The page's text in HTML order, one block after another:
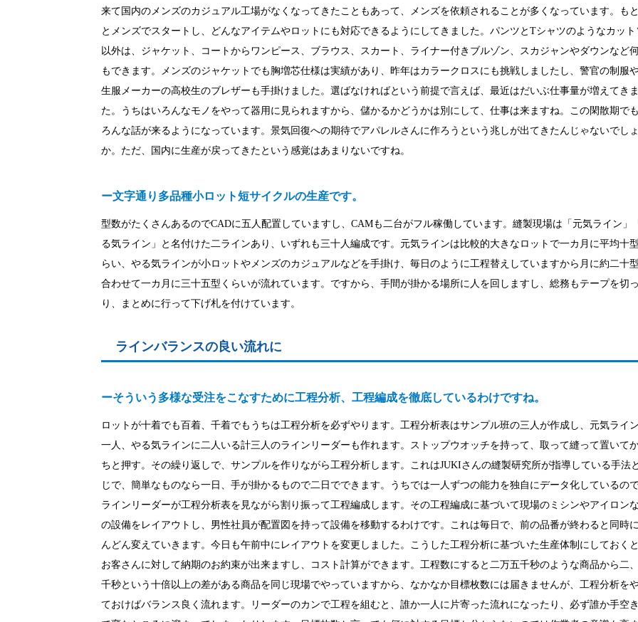
来て国内のメンズのカジュアル工場がなくなってきたこともあって、メンズを依頼されることが多くなっています。も
とメンズでスタートし、どんなアイテムやロットにも対応できるようにしてきました。パンツとTシャツのようなカット
以外は、ジャケット、コートからワンピース、ブラウス、スカート、ライナー付きブルゾン、スカジャンやダウンなど
もできます。メンズのジャケットでも胸増芯仕様は実績があり、昨年はカラークロスにも挑戦しましたし、警官の制服
生服メーカーの高校生のブレザーも手掛けました。選ばなければという前提で言えば、最近はだいぶ仕事量が増えてき
た。うちはいろんなモノをやって器用に見られますから、儲かるかどうかは別にして、仕事は来ますね。この閑散期で
ろんな話が来るようになっています。景気回復への期待でアパレルさんに作ろうという兆しが出てきたんじゃないでし
か。ただ、国内に生産が戻ってきたという感覚はあまりないですね。
ー文字通り多品種小ロット短サイクルの生産です。
型数がたくさんあるのでCADに五人配置していますし、CAMも二台がフル稼働しています。縫製現場は「元気ライン」
る気ライン」と名付けた二ラインあり、いずれも三十人編成です。元気ラインは比較的大きなロットで一カ月に平均十型
らい、やる気ラインが小ロットやメンズのカジュアルなどを手掛け、毎日のように工程替えしていますから月に約二十型
合わせて一カ月に三十五型くらいが流れています。ですから、手間が掛かる場所に人を回しますし、総務もテープを切
り、まとめに行って下げ札を付けています。
ラインバランスの良い流れに
ーそういう多様な受注をこなすために工程分析、工程編成を徹底しているわけですね。
ロットが十着でも百着、千着でもうちは工程分析を必ずやります。工程分析表はサンプル班の三人が作成し、元気ライ
一人、やる気ラインに二人いる計三人のラインリーダーも作れます。ストップウオッチを持って、取って縫って置いて
ちと押す。その繰り返しで、サンプルを作りながら工程分析します。これはJUKIさんの縫製研究所が指導している手法
じで、簡単なものなら一日、手が掛かるもので二日でできます。うちでは一人ずつの能力を独自にデータ化しているので
ラインリーダーが工程分析表を見ながら割り振って工程編成します。その工程編成に基づいて現場のミシンやアイロン
の設備をレイアウトし、男性社員が配置図を持って設備を移動するわけです。これは毎日で、前の品番が終わると同時
んどん変えていきます。今日も午前中にレイアウトを変更しました。こうした工程分析に基づいた生産体制にしておくと
お客さんに対して納期のお約束が出来ますし、コスト計算ができます。工程数にすると二万五千秒のような商品から二
千秒という十倍以上の差がある商品を同じ現場でやっていますから、なかなか目標枚数には届きませんが、工程分析を
ておけばバランス良く流れます。リーダーのカンで工程を組むと、誰か一人に片寄った流れになったり、必ず誰か手空